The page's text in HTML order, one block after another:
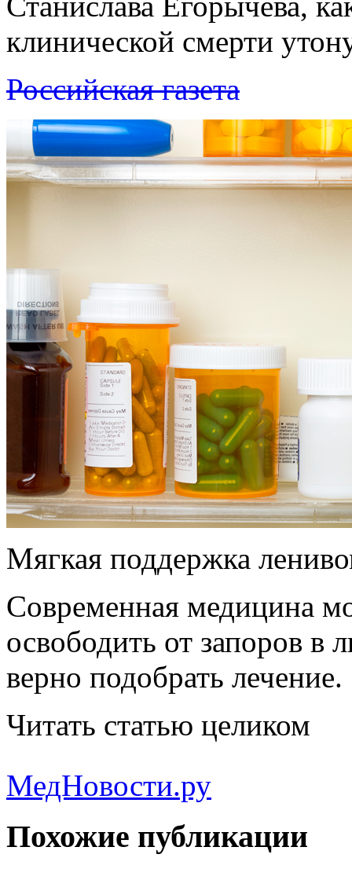
клинической смерти
Российская газета
Мягкая поддержка
Современная медицина
освободить от запоров в
верно подобрать лечение.
Читать статью целиком
МедНовости.ру
Похожие публикации